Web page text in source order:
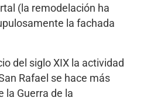
(la remodelación ha
la fachada
del siglo XIX la actividad
Rafael se hace más
la Guerra de la